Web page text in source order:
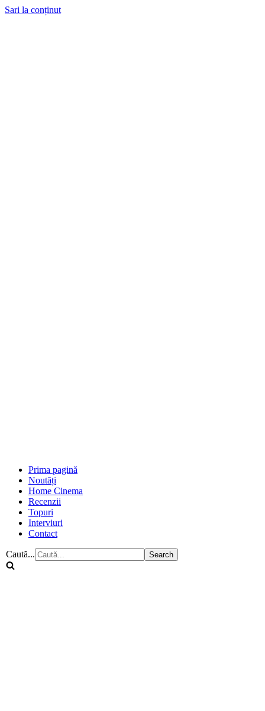
Sari la conținut
Prima pagină
Noutăți
Home Cinema
Recenzii
Topuri
Interviuri
Contact
Caută...